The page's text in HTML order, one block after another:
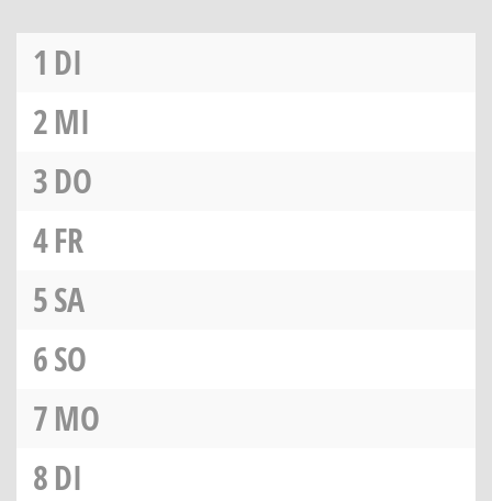
1 DI
2MI
3DO
4FR
5SA
6SO
7MO
8DI